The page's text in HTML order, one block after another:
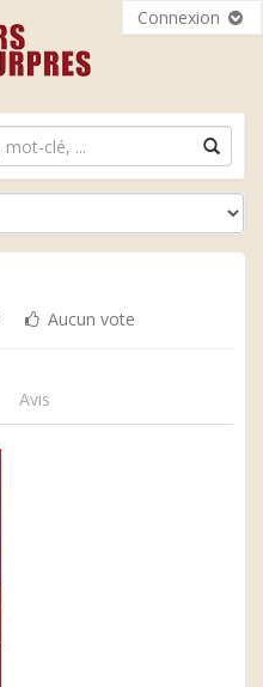
Connexion
Aucun vote
Avis